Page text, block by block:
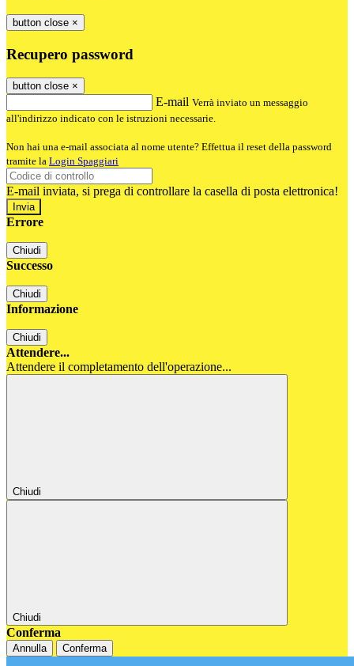
button close ×
Recupero password
button close ×
E-mail Verrà inviato un messaggio
all'indirizzo indicato con le istruzioni necessarie.
Non hai una e-mail associata al nome utente? Effettua il reset della password
tramite la Login Spaggiari
E-mail inviata, si prega di controllare la casella di posta elettronica!
Errore
Chiudi
Successo
Chiudi
Informazione
Chiudi
Attendere...
Attendere il completamento dell'operazione...
Chiudi
Chiudi
Conferma
Annulla Conferma